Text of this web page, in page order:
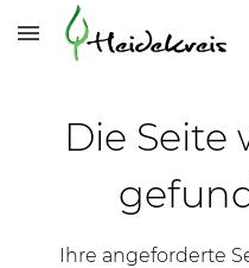
Die
Ihre angeforderte